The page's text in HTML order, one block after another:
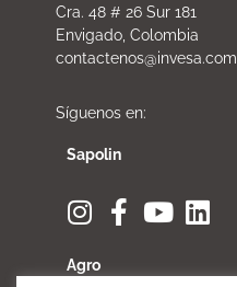
Cra. 48 # 26 Sur 181
Envigado, Colombia
contactenos@invesa.com
Síguenos en:
Sapolin
Agro